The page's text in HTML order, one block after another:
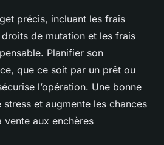
précis, incluant les frais
de mutation et les frais
Planifier son
que ce soit par un prêt ou
l’opération. Une bonne
et augmente les chances
aux enchères